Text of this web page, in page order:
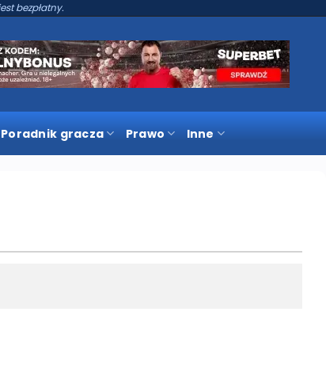
bezpłatny.
Poradnik gracza Prawo Inne